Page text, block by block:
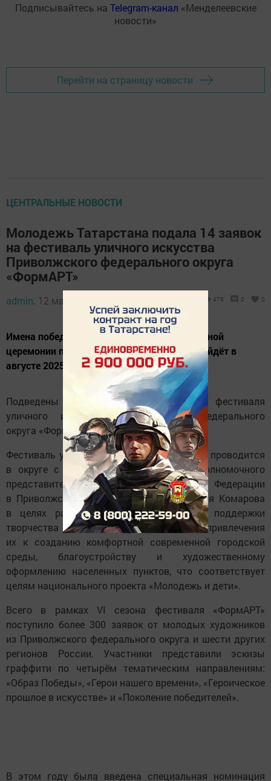
Подписывайтесь на Telegram-канал «Менделеевские
новости»
Перейти на страницу новости
ЦЕНТРАЛЬНЫЕ НОВОСТИ
Молодежь Татарстана подала 14 заявок
на фестиваль уличного искусства
Приволжского федерального округа
«ФормАРТ»
admin, 12 мая 2025 - 09:00 476 0 0
Имена победителей объявят на торжественной
церемонии подведения итогов, которая пройдёт в
августе 2025 года в Кирове.
Подведены итоги заявочной кампании фестиваля
уличного искусства Приволжского федерального
округа «ФормАРТ».
Фестиваль уличного искусства «ФормАРТ» проводится
в округе с 2020 года по инициативе полномочного
представителя Президента Российской Федерации
в Приволжском федеральном округе Игоря Комарова
в целях развития уличного искусства, поддержки
творчества молодых художников и привлечения
их к созданию комфортной современной городской
среды, благоустройству и художественному
оформлению населенных пунктов, что соответствует
целям национального проекта «Молодежь и дети».
Всего в рамках VI сезона фестиваля «ФормАРТ»
поступило более 300 заявок от молодых художников
из Приволжского федерального округа и шести других
регионов России. Участники представили эскизы
граффити по четырём тематическим направлениям:
«Образ Победы», «Герои нашего времени», «Героическое
прошлое в искусстве» и «Поколение победителей».
В этом году была введена специальная номинация